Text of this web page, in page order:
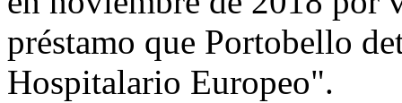
préstamo que Portobello
Hospitalario Europeo".